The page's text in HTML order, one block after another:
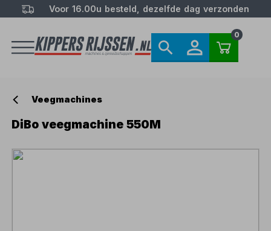
Voor 16.00u besteld, dezelfde dag verzonden
0
Veegmachines
DiBo veegmachine 550M